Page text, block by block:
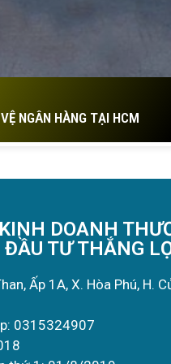
NGÂN HÀNG TẠI HCM
DOANH
TƯ THẮNG
Ấp 1A, X. Hòa Phú, H.
0315324907